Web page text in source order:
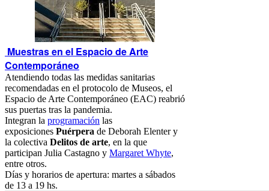
Muestras en el Espacio de Arte
Contemporáneo
Atendiendo todas las medidas sanitarias
recomendadas en el protocolo de Museos, el
Espacio de Arte Contemporáneo (EAC) reabrió
sus puertas tras la pandemia.
Integran la programación las
exposiciones Puérpera de Deborah Elenter y
la colectiva Delitos de arte, en la que
participan Julia Castagno y Margaret Whyte,
entre otros.
Días y horarios de apertura: martes a sábados
de 13 a 19 hs.